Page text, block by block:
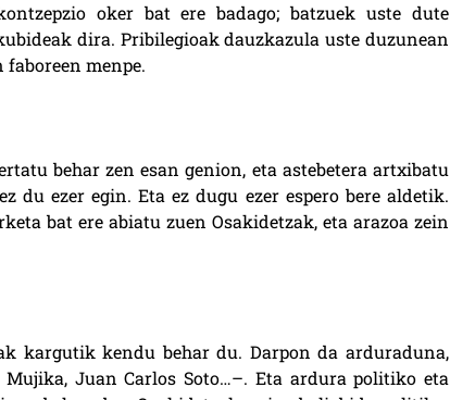
oker bat ere badago; batzuek uste dute
dira. Pribilegioak dauzkazula uste duzunean
menpe.
behar zen esan genion, eta astebetera artxibatu
du ezer egin. Eta ez dugu ezer espero bere aldetik.
bat ere abiatu zuen Osakidetzak, eta arazoa zein
kargutik kendu behar du. Darpon da arduraduna,
Juan Carlos Soto…–. Eta ardura politiko eta